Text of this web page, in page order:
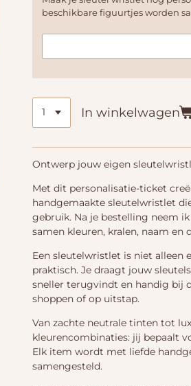
beschikbare figuurtjes worden
In winkelwagen
Ontwerp jouw eigen
Met dit personalisatie-ticket
handgemaakte sleutelwristlet
gebruik. Na je bestelling neem
samen kleuren, kralen, naam en
Een sleutelwristlet is niet alleen
praktisch. Je draagt jouw
sneller terugvindt en handig bij
shoppen of op uitstap.
Van zachte neutrale tinten tot
kleurencombinaties: jij bepaalt
Elk item wordt met liefde
samengesteld.